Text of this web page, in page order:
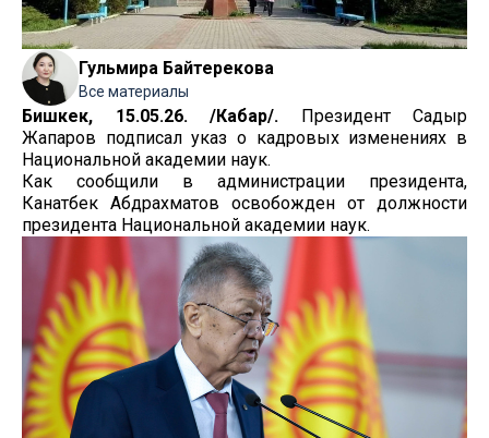
Гульмира Байтерекова
Все материалы
Бишкек, 15.05.26. /Кабар/. Президент Садыр
Жапаров подписал указ о кадровых изменениях в
Национальной академии наук.
Как сообщили в администрации президента,
Канатбек Абдрахматов освобожден от должности
президента Национальной академии наук.